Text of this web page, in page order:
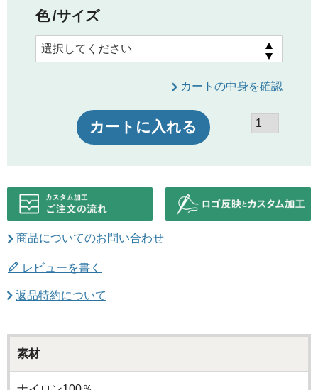
色 サイズ
カートの中身を確認
カートに入れる
商品についてのお問い合わせ
レビューを書く
返品特約について
素材